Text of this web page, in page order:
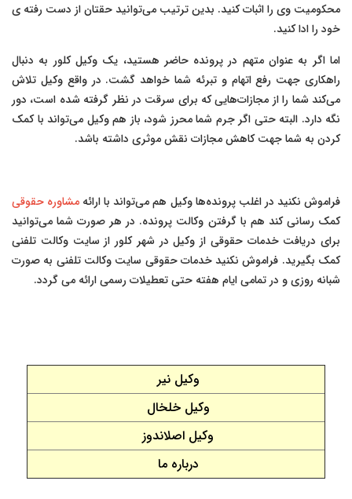
محکومیت وی را اثبات کنید. بدین ترتیب می‌توانید حقتان از دست رفته ی
خود را ادا کنید.
اما اگر به عنوان متهم در پرونده حاضر هستید، یک وکیل کلور به دنبال
راهکاری جهت رفع اتهام و تبرئه شما خواهد گشت. در واقع وکیل تلاش
می‌کند شما را از مجازات‌هایی که برای سرقت در نظر گرفته شده است، دور
نگه دارد. البته حتی اگر جرم شما محرز شود، باز هم وکیل می‌تواند با کمک
کردن به شما جهت کاهش مجازات نقش موثری داشته باشد.
فراموش نکنید در اغلب پرونده‌ها وکیل هم می‌تواند با ارائه مشاوره حقوقی
کمک رسانی کند هم با گرفتن وکالت پرونده. در هر صورت شما می‌توانید
برای دریافت خدمات حقوقی از وکیل در شهر کلور از سایت وکالت تلفنی
کمک بگیرید. فراموش نکنید خدمات حقوقی سایت وکالت تلفنی به صورت
شبانه روزی و در تمامی ایام هفته حتی تعطیلات رسمی ارائه می گردد.
وکیل نیر
وکیل خلخال
وکیل اصلاندوز
درباره ما